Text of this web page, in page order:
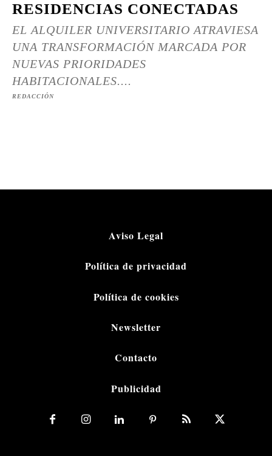
RESIDENCIAS CONECTADAS
EL ALQUILER UNIVERSITARIO ATRAVIESA
UNA TRANSFORMACIÓN MARCADA POR
NUEVAS PRIORIDADES
HABITACIONALES....
REDACCIÓN
Aviso Legal
Política de privacidad
Política de cookies
Newsletter
Contacto
Publicidad